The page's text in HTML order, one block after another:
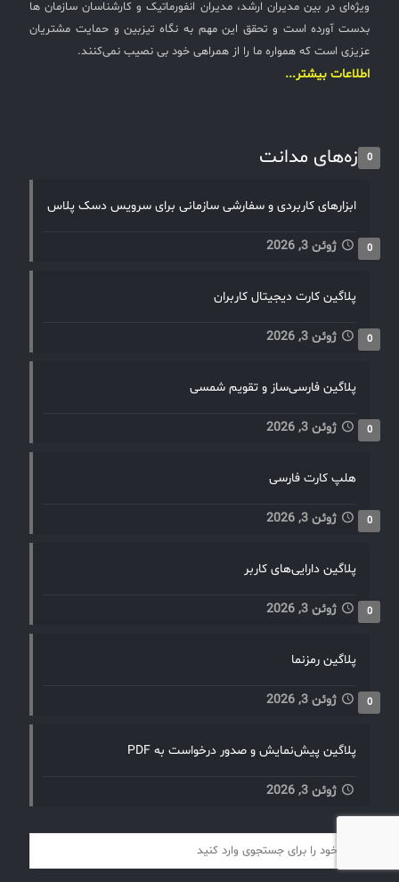
ویژه‌ای در بین مدیران ارشد، مدیران انفورماتیک و کارشناسان سازمان ها
بدست آورده است و تحقق این مهم به نگاه تیزبین و حمایت مشتریان
عزیزی است که همواره ما را از همراهی خود بی نصیب نمی‌کنند.
اطلاعات بیشتر...
تازه‌های مدانت0
ابزارهای کاربردی و سفارشی سازمانی برای سرویس دسک پلاس
ژوئن 3, 2026 0
پلاگین کارت دیجیتال کاربران
ژوئن 3, 2026 0
پلاگین فارسی‌ساز و تقویم شمسی
ژوئن 3, 2026 0
هلپ کارت فارسی
ژوئن 3, 2026 0
پلاگین دارایی‌های کاربر
ژوئن 3, 2026 0
پلاگین رمزنما
ژوئن 3, 2026 0
پلاگین پیش‌نمایش و صدور درخواست به PDF
ژوئن 3, 2026